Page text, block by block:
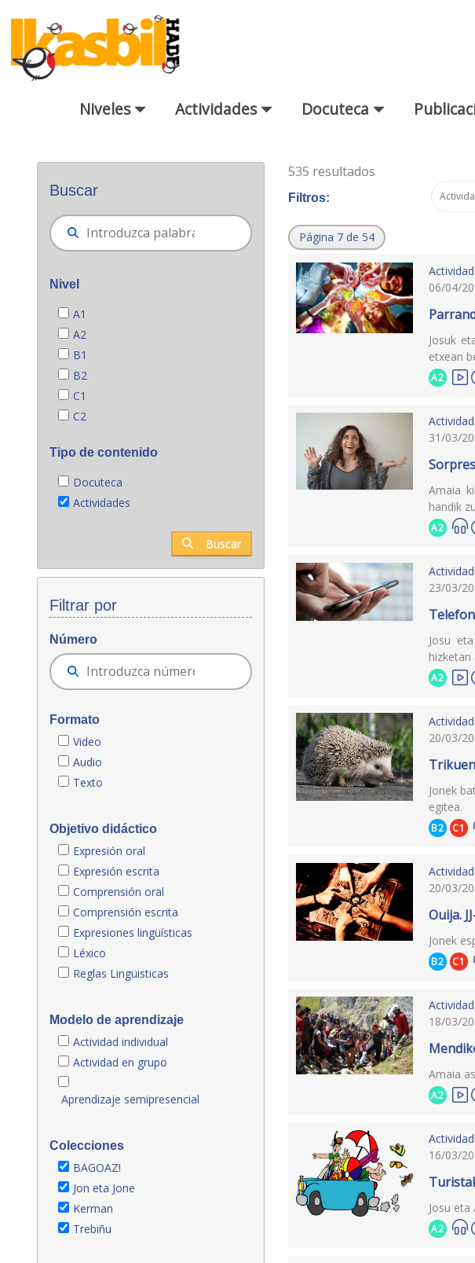
Saltar al contenido principal
Niveles Actividades Docuteca
Buscar
Nivel
A1
A2
B1
B2
C1
C2
Tipo de contenido
Docuteca
Actividades
Buscar
Filtrar por
Número
Formato
Video
Audio
Texto
Objetivo didáctico
Expresión oral
Expresión escrita
Comprensión oral
Comprensión escrita
Expresiones lingüísticas
Léxico
Reglas Lingüisticas
Modelo de aprendizaje
Actividad individual
Actividad en grupo
Aprendizaje semipresencial
Colecciones
BAGOAZ!
Jon eta Jone
Kerman
Trebiñu
535 resultados
Filtros:
Página 7 de 54
06/04/
Josuk
etxean
A2
31/03/
Amaia
handik
A2
23/03/
Josu
A2
20/03/
Jonek
egitea.
B2 C1
20/03/
Ouija.
Jonek
B2 C1
18/03/
Amaia
A2
16/03/
Josu
A2